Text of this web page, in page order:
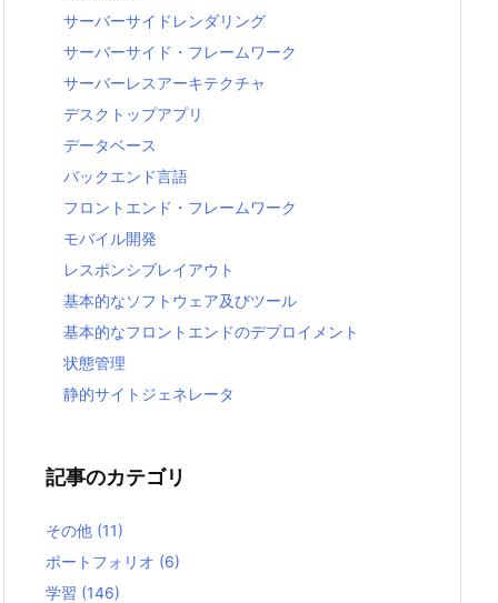
サーバーサイドレンダリング
サーバーサイド・フレームワーク
サーバーレスアーキテクチャ
デスクトップアプリ
データベース
バックエンド言語
フロントエンド・フレームワーク
モバイル開発
レスポンシブレイアウト
基本的なソフトウェア及びツール
基本的なフロントエンドのデプロイメント
状態管理
静的サイトジェネレータ
記事のカテゴリ
その他 (11)
ポートフォリオ (6)
学習 (146)